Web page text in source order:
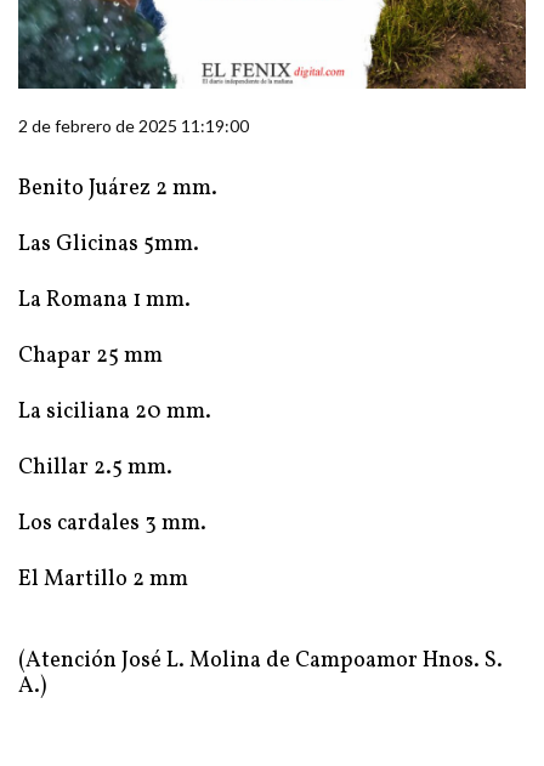
2 de febrero de 2025 11:19:00
Benito Juárez 2 mm.
Las Glicinas 5mm.
La Romana 1 mm.
Chapar 25 mm
La siciliana 20 mm.
Chillar 2.5 mm.
Los cardales 3 mm.
El Martillo 2 mm
(Atención José L. Molina de Campoamor Hnos. S.
A.)